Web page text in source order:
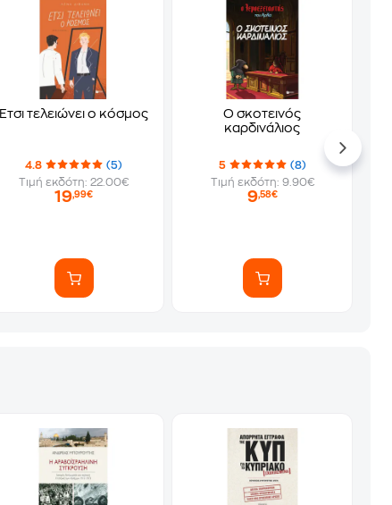
Έτσι τελειώνει ο κόσμος
4.8
(5)
Τιμή εκδότη: 22.00€
19,99€
Ο σκοτεινός
καρδινάλιος
5
(8)
Τιμή εκδότη: 9.90€
9,58€